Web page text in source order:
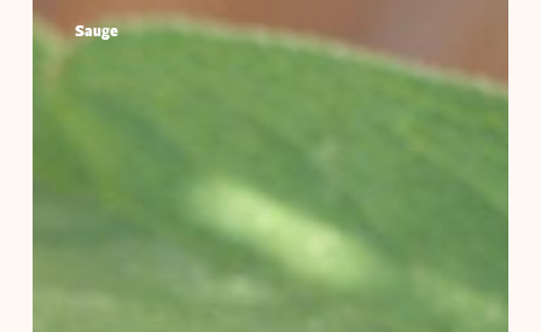
Sauge